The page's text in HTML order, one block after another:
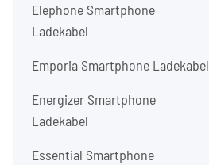
Elephone Smartphone
Ladekabel
Emporia Smartphone Ladekabel
Energizer Smartphone
Ladekabel
Essential Smartphone